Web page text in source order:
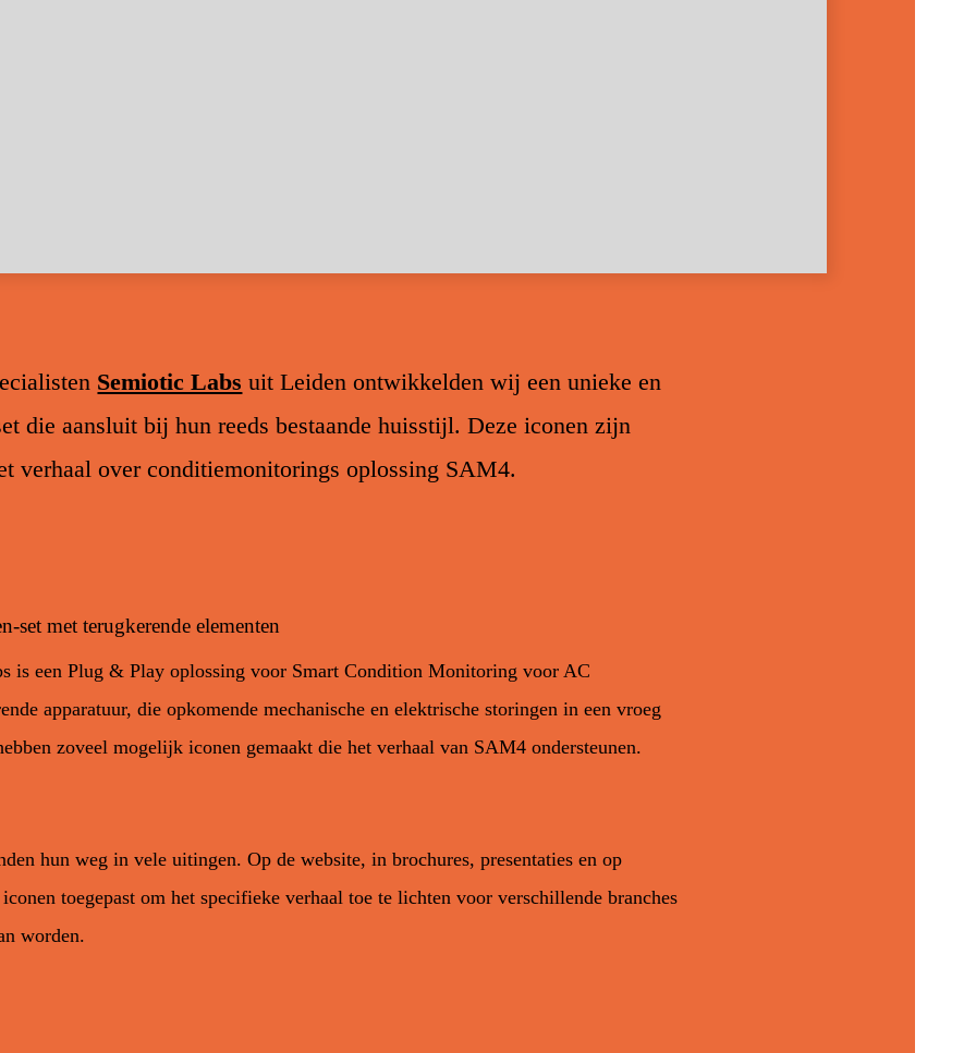
Semiotic Labs uit Leiden ontwikkelden wij een unieke en
die aansluit bij hun reeds bestaande huisstijl. Deze iconen zijn
verhaal over conditiemonitorings oplossing SAM4.
set met terugkerende elementen
is een Plug & Play oplossing voor Smart Condition Monitoring voor AC
apparatuur, die opkomende mechanische en elektrische storingen in een vroeg
zoveel mogelijk iconen gemaakt die het verhaal van SAM4 ondersteunen.
hun weg in vele uitingen. Op de website, in brochures, presentaties en op
toegepast om het specifieke verhaal toe te lichten voor verschillende branches
worden.